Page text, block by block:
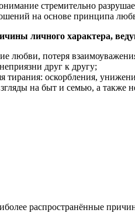
стремительно
на основе принципа
личного характера,
любви, потеря
друг к другу;
тирания: оскорбления,
на быт и семью, а также
распространённые